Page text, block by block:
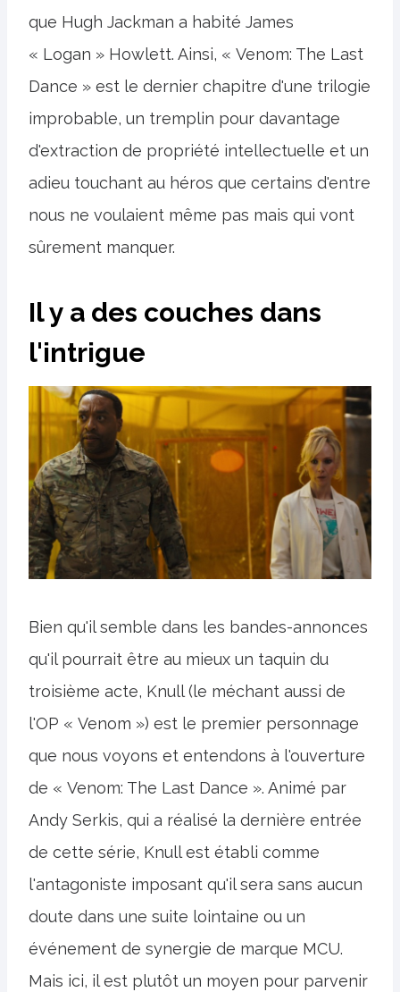
que Hugh Jackman a habité James
« Logan » Howlett. Ainsi, « Venom: The Last
Dance » est le dernier chapitre d'une trilogie
improbable, un tremplin pour davantage
d'extraction de propriété intellectuelle et un
adieu touchant au héros que certains d'entre
nous ne voulaient même pas mais qui vont
sûrement manquer.
Il y a des couches dans
l'intrigue
Bien qu'il semble dans les bandes-annonces
qu'il pourrait être au mieux un taquin du
troisième acte, Knull (le méchant aussi de
l'OP « Venom ») est le premier personnage
que nous voyons et entendons à l'ouverture
de « Venom: The Last Dance ». Animé par
Andy Serkis, qui a réalisé la dernière entrée
de cette série, Knull est établi comme
l'antagoniste imposant qu'il sera sans aucun
doute dans une suite lointaine ou un
événement de synergie de marque MCU.
Mais ici, il est plutôt un moyen pour parvenir